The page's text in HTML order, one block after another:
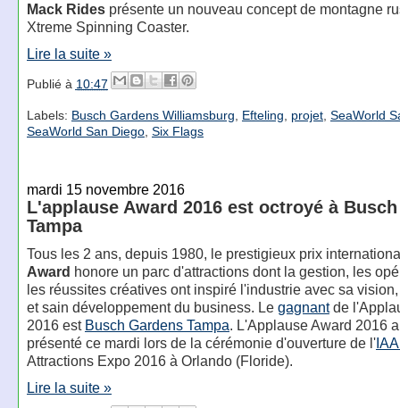
Mack Ridesprésente un nouveau concept de montagne
Xtreme Spinning Coaster.
Lire la suite »
Publié à 10:47
Labels: Busch Gardens Williamsburg Efteling projet, SeaWorld
SeaWorld San Diego, Six Flags
mardi 15 novembre 2016
L'applause Award 2016 est octroyé à
Tampa
Tous les 2 ans, depuis 1980, le prestigieux prix
Award honore un parc d'attractions dont la gestion, les
les réussites créatives ont inspiré l'industrie avec sa
et sain développement du business. Le gagnantde
2016 est Busch Gardens Tampa. L'Applause Award 2016
présenté ce mardi lors de la cérémonie d'ouverture de l'
Attractions Expo 2016 à Orlando (Floride).
Lire la suite »